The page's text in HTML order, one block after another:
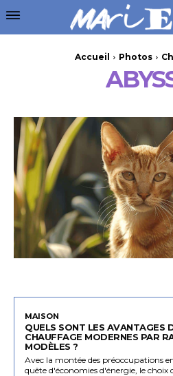
Accueil Photos
MAISON
QUELS SONT LES AVANTAGES
CHAUFFAGE MODERNES PAR
MODÈLES ?
Avec la montée des préoccupations
quête d'économies d'énergie, le choix